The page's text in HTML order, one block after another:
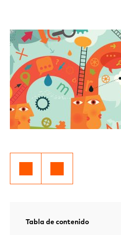
Tabla de contenido